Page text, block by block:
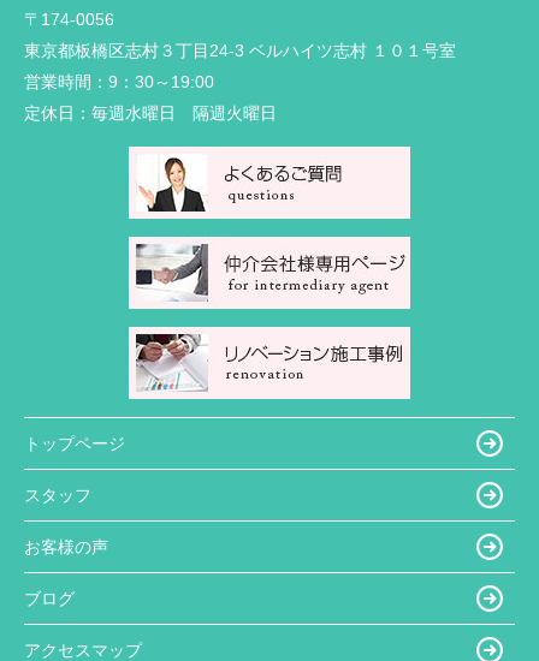
〒174-0056
東京都板橋区志村３丁目24-3 ベルハイツ志村 １０１号室
営業時間： 9：30～19:00
定休日： 毎週水曜日 隔週火曜日
トップページ
スタッフ
お客様の声
ブログ
アクセスマップ